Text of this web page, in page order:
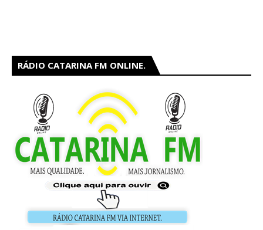
RÁDIO CATARINA FM ONLINE.